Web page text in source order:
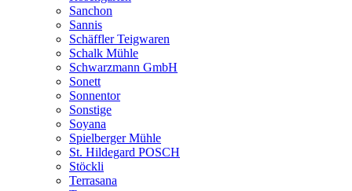
Sanchon
Sannis
Schäffler Teigwaren
Schalk Mühle
Schwarzmann GmbH
Sonett
Sonnentor
Sonstige
Soyana
Spielberger Mühle
St. Hildegard POSCH
Stöckli
Terrasana